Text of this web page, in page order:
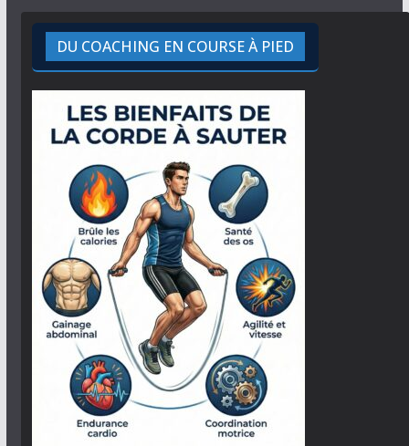
DU COACHING EN COURSE À PIED